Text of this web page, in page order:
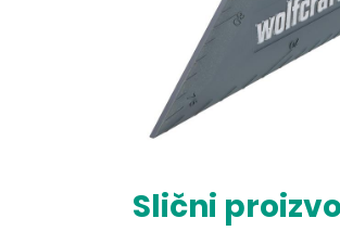
Slični